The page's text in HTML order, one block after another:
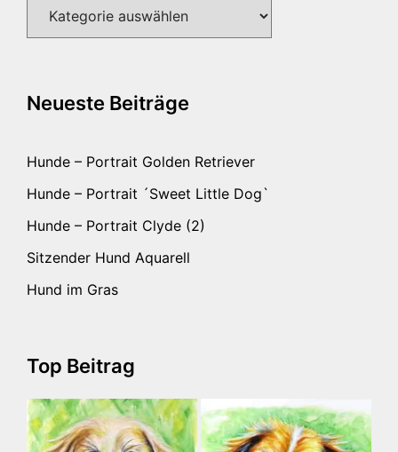
Neueste Beiträge
Hunde – Portrait Golden Retriever
Hunde – Portrait ´Sweet Little Dog`
Hunde – Portrait Clyde (2)
Sitzender Hund Aquarell
Hund im Gras
Top Beitrag